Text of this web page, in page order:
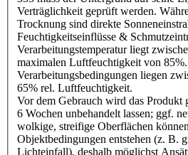
Verträglichkeit geprüft werden.
Trocknung sind direkte
Feuchtigkeitseinflüsse &
Verarbeitungstemperatur liegt
maximalen Luftfeuchtigkeit von
Verarbeitungsbedingungen liegen
65% rel. Luftfeuchtigkeit.
Vor dem Gebrauch wird das Produkt
6 Wochen unbehandelt lassen; ggf.
wolkige, streifige Oberflächen
Objektbedingungen entstehen (z. B.
Lichteinfall), deshalb möglichst